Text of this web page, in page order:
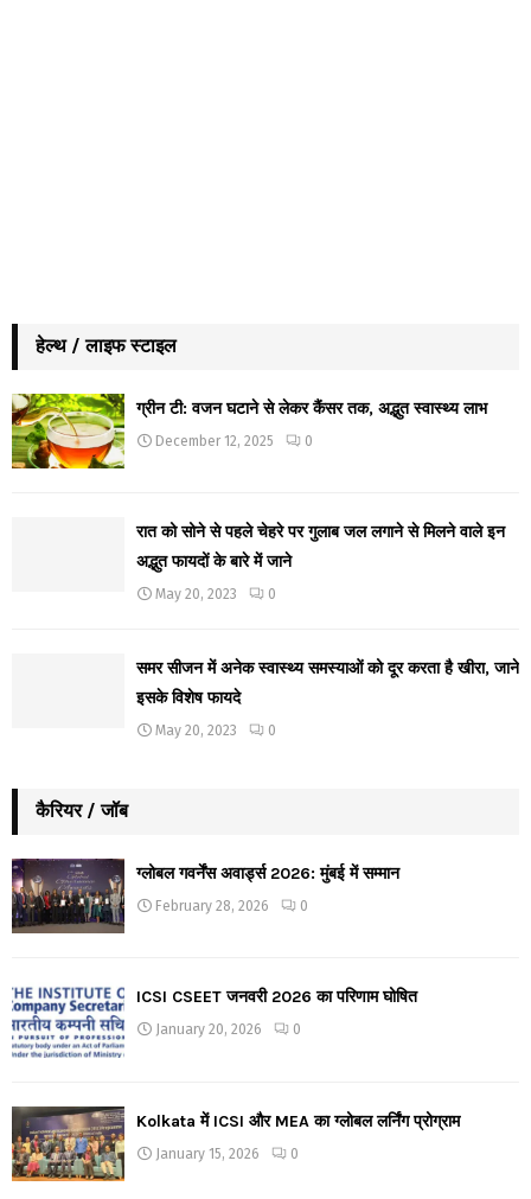
हेल्थ / लाइफ स्टाइल
ग्रीन टी: वजन घटाने से लेकर कैंसर तक, अद्भुत स्वास्थ्य लाभ
December 12, 2025 0
रात को सोने से पहले चेहरे पर गुलाब जल लगाने से मिलने वाले इन
अद्भुत फायदों के बारे में जाने
May 20, 2023 0
समर सीजन में अनेक स्वास्थ्य समस्याओं को दूर करता है खीरा, जाने
इसके विशेष फायदे
May 20, 2023 0
कैरियर / जॉब
ग्लोबल गवर्नेंस अवार्ड्स 2026: मुंबई में सम्मान
February 28, 2026 0
ICSI CSEET जनवरी 2026 का परिणाम घोषित
January 20, 2026 0
Kolkata में ICSI और MEA का ग्लोबल लर्निंग प्रोग्राम
January 15, 2026 0